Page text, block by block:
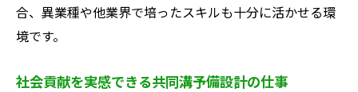
合、異業種や他業界で培ったスキルも十分に活かせる環
境です。
社会貢献を実感できる共同溝予備設計の仕事